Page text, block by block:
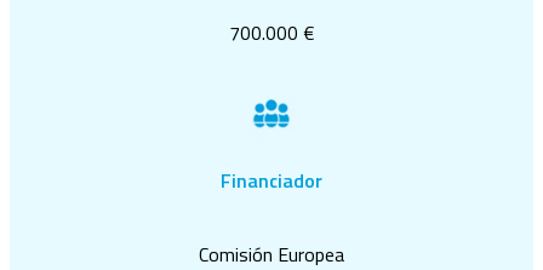
700.000 €
Financiador
Comisión Europea